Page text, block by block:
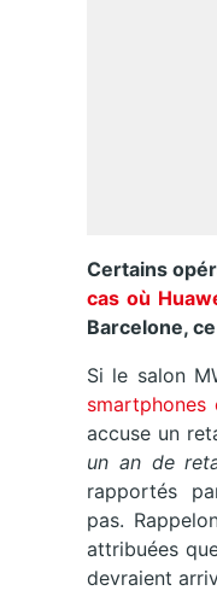
Certains
cas où
Barcelone,
Si le salon
smartphones
accuse un
un an de
rapportés
pas.
attribuées
devraient